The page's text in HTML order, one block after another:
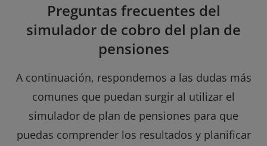
Preguntas frecuentes del
simulador de cobro del plan de
pensiones
A continuación, respondemos a las dudas más
comunes que puedan surgir al utilizar el
simulador de plan de pensiones para que
puedas comprender los resultados y planificar